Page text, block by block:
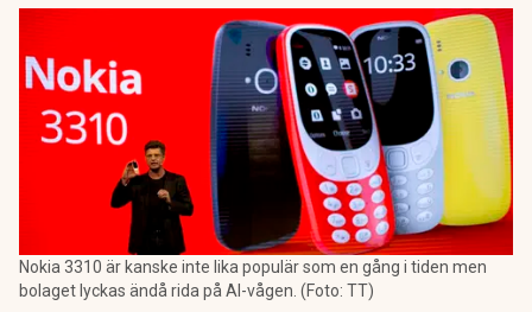
Nokia 3310 är kanske inte lika populär som en gång i tiden men
bolaget lyckas ändå rida på AI-vågen. (Foto: TT)